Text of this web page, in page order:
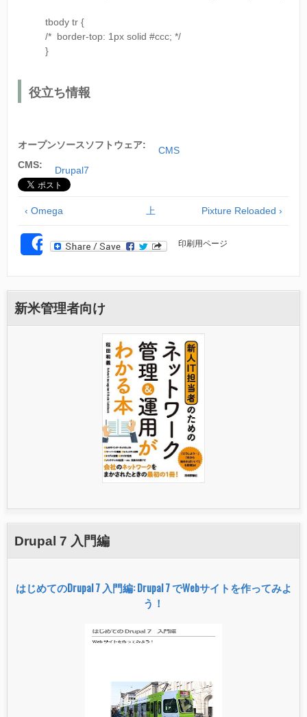
tbody tr {
/* border-top: 1px solid #ccc; */
}
役立ち情報
オープンソースソフトウェア:
CMS
CMS:
Drupal7
‹ Omega 上 Pixture Reloaded ›
SHARE 印刷用ページ
新米管理者向け
Drupal 7 入門編
はじめてのDrupal 7 入門編: Drupal 7 でWebサイトを作ってみよ
う！